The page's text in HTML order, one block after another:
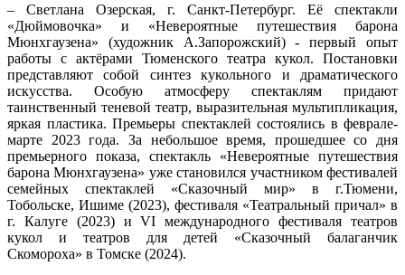
– Светлана Озерская, г. Санкт-Петербург. Её спектакли
«Дюймовочка» и «Невероятные путешествия барона
Мюнхгаузена» (художник А.Запорожский) - первый опыт
работы с актёрами Тюменского театра кукол. Постановки
представляют собой синтез кукольного и драматического
искусства. Особую атмосферу спектаклям придают
таинственный теневой театр, выразительная мультипликация,
яркая пластика. Премьеры спектаклей состоялись в феврале-
марте 2023 года. За небольшое время, прошедшее со дня
премьерного показа, спектакль «Невероятные путешествия
барона Мюнхгаузена» уже становился участником фестивалей
семейных спектаклей «Сказочный мир» в г.Тюмени,
Тобольске, Ишиме (2023), фестиваля «Театральный причал» в
г. Калуге (2023) и VI международного фестиваля театров
кукол и театров для детей «Сказочный балаганчик
Скомороха» в Томске (2024).